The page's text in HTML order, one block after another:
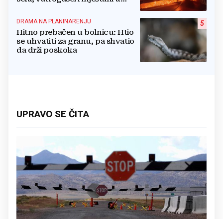
5
DRAMA NA PLANINARENJU
Hitno prebačen u bolnicu: Htio
se uhvatiti za granu, pa shvatio
da drži poskoka
UPRAVO SE ČITA